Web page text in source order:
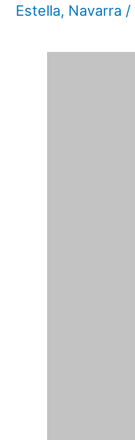
Estella, Navarra /